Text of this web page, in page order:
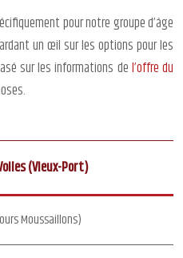
pour notre groupe d’âge
un œil sur les options pour les
sur les informations del’offre du
(Vieux-Port)
Moussaillons)